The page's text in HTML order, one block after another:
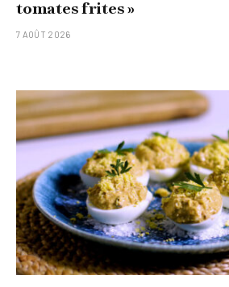
tomates frites »
7 AOÛT 2026